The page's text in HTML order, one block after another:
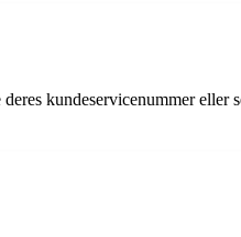
kundeservicenummer